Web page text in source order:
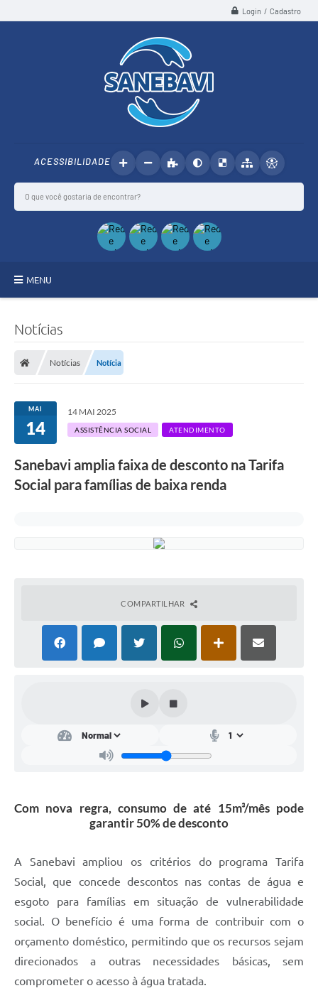
Login / Cadastro
ACESSIBILIDADE
MENU
ÁGUA
COMPRAS E LICITAÇÕES
CONTATOS
Notícias
Notícias Notícia
MAI
14
14 MAI 2025
ASSISTÊNCIA SOCIAL ATENDIMENTO
Sanebavi amplia faixa de desconto na Tarifa
Social para famílias de baixa renda
COMPARTILHAR
Com nova regra, consumo de até 15m³/mês pode
garantir 50% de desconto
A Sanebavi ampliou os critérios do programa Tarifa
Social, que concede descontos nas contas de água e
esgoto para famílias em situação de vulnerabilidade
social. O benefício é uma forma de contribuir com o
orçamento doméstico, permitindo que os recursos sejam
direcionados a outras necessidades básicas, sem
comprometer o acesso à água tratada.